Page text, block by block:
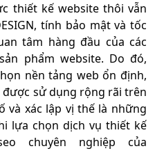
thiết kế website thôi vẫn
tính bảo mật và tốc
tâm hàng đầu của các
phẩm website. Do đó,
nền tảng web ổn định,
sử dụng rộng rãi trên
và xác lập vị thế là những
lựa chọn dịch vụ thiết kế
chuyên nghiệp của